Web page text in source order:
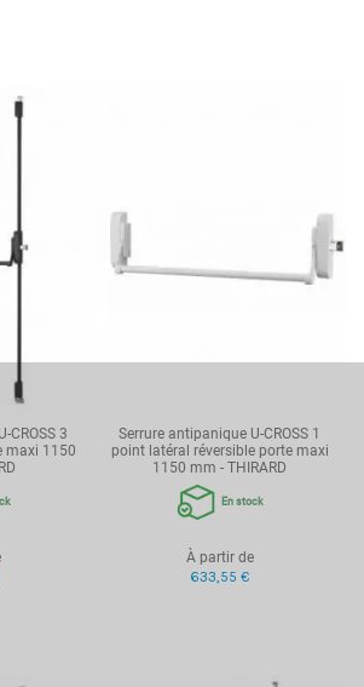
CROSS 3
maxi 1150
Serrure antipanique U-CROSS 1
point latéral réversible porte maxi
1150 mm - THIRARD
En stock
À partir de
633,55 €